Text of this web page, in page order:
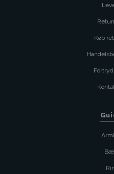
Køb